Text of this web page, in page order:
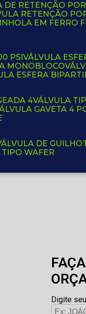
DE RETENÇÃO
RETENÇÃO
EM FERRO
PSI VÁLVULA
MONOBLOCO
ESFERA
4 VÁLVULA
GAVETA 4
VÁLVULA DE
TIPO WAFER
Digite